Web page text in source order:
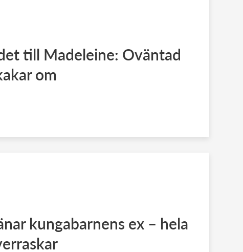
till Madeleine: Oväntad
om
kungabarnens ex – hela